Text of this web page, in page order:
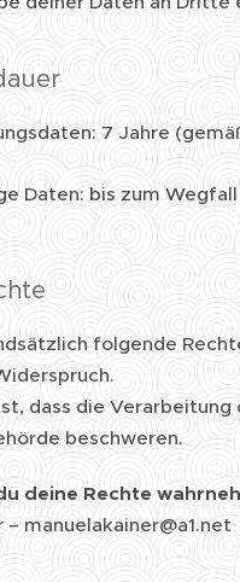
7 Jahre
Daten: bis zum
folgende
dass die
beschweren.
deine Rechte
– manuelakainer@a1.net